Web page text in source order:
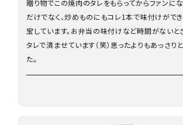
贈り物でこの焼肉のタレをもらってからファンに
だけでなく、炒めものにもコレ1本で味付けがで
宝しています。お弁当の味付けなど時間がないと
タレで済ませています（笑）思ったよりもあっさり
た。